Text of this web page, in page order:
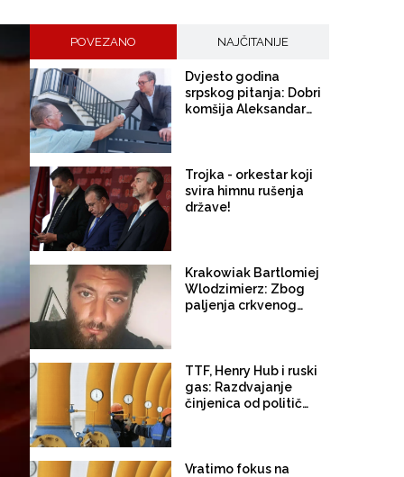
POVEZANO NAJČITANIJE
Dvjesto godina
srpskog pitanja: Dobri
komšija Aleksandar
Trojka - orkestar koji
svira himnu rušenja
države!
Krakowiak Bartlomiej
Wlodzimierz: Zbog
paljenja crkvenog
pokušale iskoristiti
incident za dizanje
međunacionalnih
TTF, Henry Hub i ruski
gas: Razdvajanje
činjenica od političkih
Vratimo fokus na